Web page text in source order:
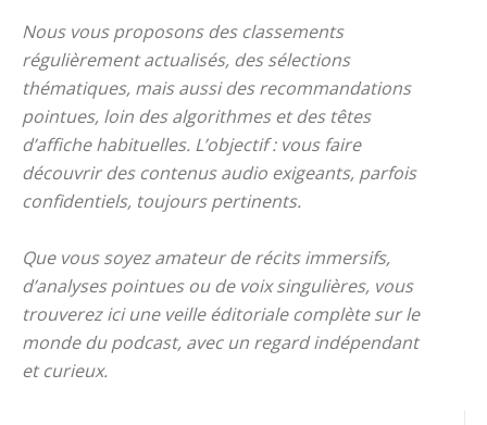
Nous vous proposons des classements
régulièrement actualisés, des sélections
thématiques, mais aussi des recommandations
pointues, loin des algorithmes et des têtes
d’affiche habituelles. L’objectif : vous faire
découvrir des contenus audio exigeants, parfois
confidentiels, toujours pertinents.
Que vous soyez amateur de récits immersifs,
d’analyses pointues ou de voix singulières, vous
trouverez ici une veille éditoriale complète sur le
monde du podcast, avec un regard indépendant
et curieux.